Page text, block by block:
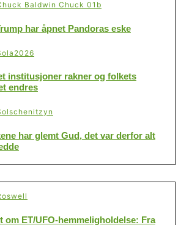
har åpnet Pandoras eske
institusjoner rakner og folkets
endres
har glemt Gud, det var derfor alt
om ET/UFO-hemmeligholdelse: Fra